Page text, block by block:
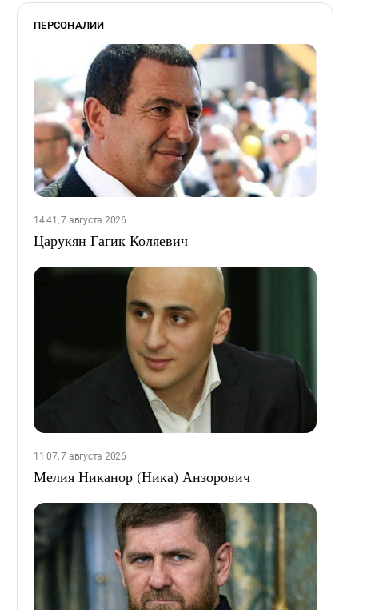
ПЕРСОНАЛИИ
14:41, 7 августа 2026
Царукян Гагик Коляевич
11:07, 7 августа 2026
Мелия Никанор (Ника) Анзорович